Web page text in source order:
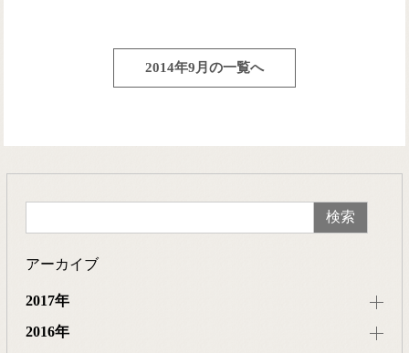
2014年9月の一覧へ
アーカイブ
2017年
2016年